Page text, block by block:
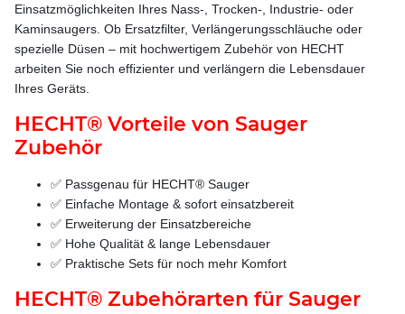
Einsatzmöglichkeiten Ihres Nass-, Trocken-, Industrie- oder
Kaminsaugers. Ob Ersatzfilter, Verlängerungsschläuche oder
spezielle Düsen – mit hochwertigem Zubehör von HECHT
arbeiten Sie noch effizienter und verlängern die Lebensdauer
Ihres Geräts.
HECHT® Vorteile von Sauger
Zubehör
✅ Passgenau für HECHT® Sauger
✅ Einfache Montage & sofort einsatzbereit
✅ Erweiterung der Einsatzbereiche
✅ Hohe Qualität & lange Lebensdauer
✅ Praktische Sets für noch mehr Komfort
HECHT® Zubehörarten für Sauger